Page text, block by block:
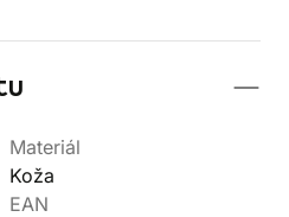
Materiál
Koža
EAN